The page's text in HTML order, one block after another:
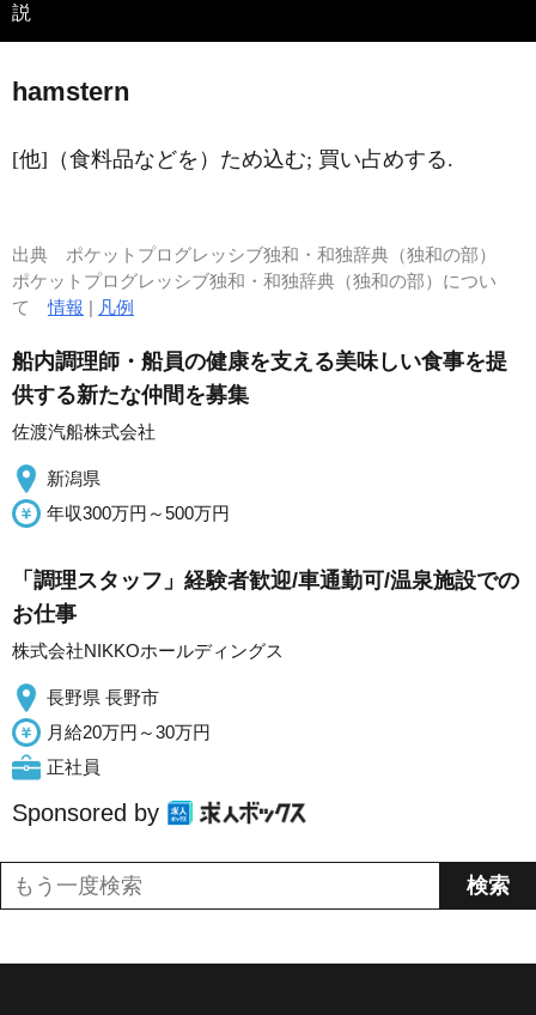
説
hamstern
[他]（食料品などを）ため込む; 買い占めする.
出典 ポケットプログレッシブ独和・和独辞典（独和の部）
ポケットプログレッシブ独和・和独辞典（独和の部）につい
て情報 | 凡例
船内調理師・船員の健康を支える美味しい食事を提
供する新たな仲間を募集
佐渡汽船株式会社
新潟県
年収300万円～500万円
「調理スタッフ」経験者歓迎/車通勤可/温泉施設での
お仕事
株式会社NIKKOホールディングス
長野県 長野市
月給20万円～30万円
正社員
Sponsored by